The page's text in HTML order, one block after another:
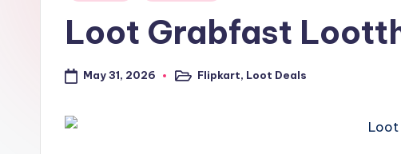
Offers
Loot Grabfast
May 31, 2026
PostedFlipkart, Loot Deals